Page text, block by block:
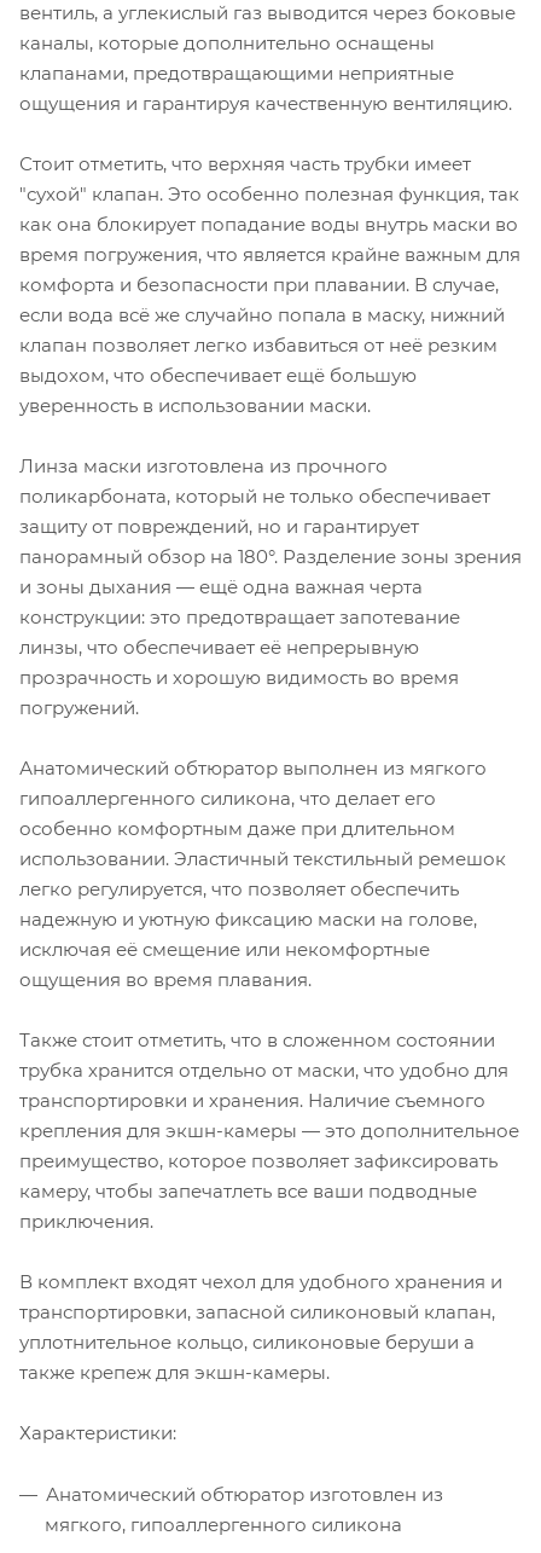
вентиль, а углекислый газ выводится через боковые
каналы, которые дополнительно оснащены
клапанами, предотвращающими неприятные
ощущения и гарантируя качественную вентиляцию.
Стоит отметить, что верхняя часть трубки имеет
"сухой" клапан. Это особенно полезная функция, так
как она блокирует попадание воды внутрь маски во
время погружения, что является крайне важным для
комфорта и безопасности при плавании. В случае,
если вода всё же случайно попала в маску, нижний
клапан позволяет легко избавиться от неё резким
выдохом, что обеспечивает ещё большую
уверенность в использовании маски.
Линза маски изготовлена из прочного
поликарбоната, который не только обеспечивает
защиту от повреждений, но и гарантирует
панорамный обзор на 180°. Разделение зоны зрения
и зоны дыхания — ещё одна важная черта
конструкции: это предотвращает запотевание
линзы, что обеспечивает её непрерывную
прозрачность и хорошую видимость во время
погружений.
Анатомический обтюратор выполнен из мягкого
гипоаллергенного силикона, что делает его
особенно комфортным даже при длительном
использовании. Эластичный текстильный ремешок
легко регулируется, что позволяет обеспечить
надежную и уютную фиксацию маски на голове,
исключая её смещение или некомфортные
ощущения во время плавания.
Также стоит отметить, что в сложенном состоянии
трубка хранится отдельно от маски, что удобно для
транспортировки и хранения. Наличие съемного
крепления для экшн-камеры — это дополнительное
преимущество, которое позволяет зафиксировать
камеру, чтобы запечатлеть все ваши подводные
приключения.
В комплект входят чехол для удобного хранения и
транспортировки, запасной силиконовый клапан,
уплотнительное кольцо, силиконовые беруши а
также крепеж для экшн-камеры.
Характеристики:
Анатомический обтюратор изготовлен из
мягкого, гипоаллергенного силикона